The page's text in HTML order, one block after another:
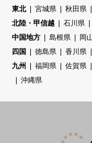
東北
宮城県 秋田県
北陸・甲信越
石川県
中国地方
島根県 岡
四国
徳島県 香川県
九州
福岡県 佐賀県
沖縄県